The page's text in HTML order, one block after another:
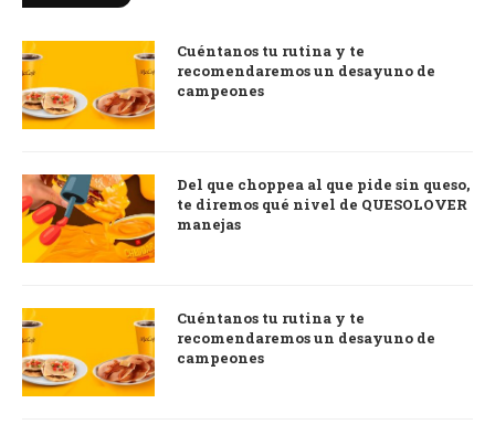
Cuéntanos tu rutina y te
recomendaremos un desayuno de
campeones
Del que choppea al que pide sin queso,
te diremos qué nivel de QUESOLOVER
manejas
Cuéntanos tu rutina y te
recomendaremos un desayuno de
campeones